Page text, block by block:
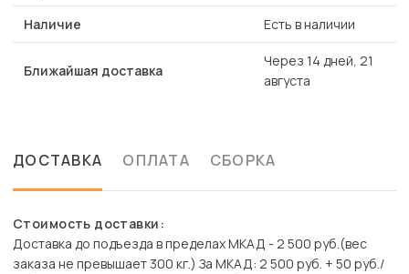
Наличие Есть в наличии
Ближайшая доставка
Через 14 дней, 21
августа
ДОСТАВКА ОПЛАТА СБОРКА
Стоимость доставки:
Доставка до подъезда в пределах МКАД - 2 500 руб.(вес
заказа не превышает 300 кг.) За МКАД: 2 500 руб. + 50 руб./